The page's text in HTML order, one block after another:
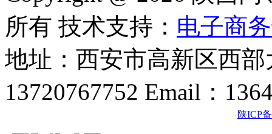
所有 技术支持： 电子商
地址：西安市高新区西
13720767752 Email：
陕ICP